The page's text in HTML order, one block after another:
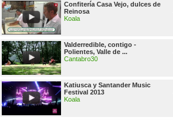
Confitería Casa Vejo, dulces de
Reinosa
Koala
Valderredible, contigo -
Polientes, Valle de ...
Cantabro30
Katiusca y Santander Music
Festival 2013
Koala